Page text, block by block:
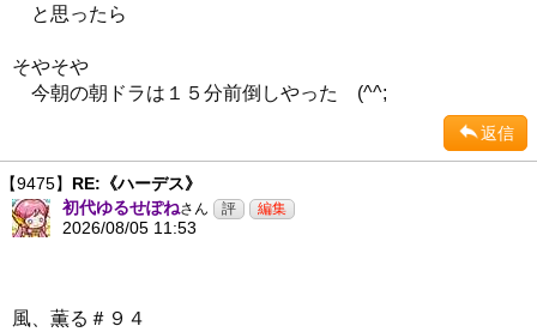
と思ったら
そやそや
今朝の朝ドラは１５分前倒しやった (^^;
返信
【9475】 RE:《ハーデス》
初代ゆるせぽねさん
2026/08/05 11:53
風、薫る＃９４